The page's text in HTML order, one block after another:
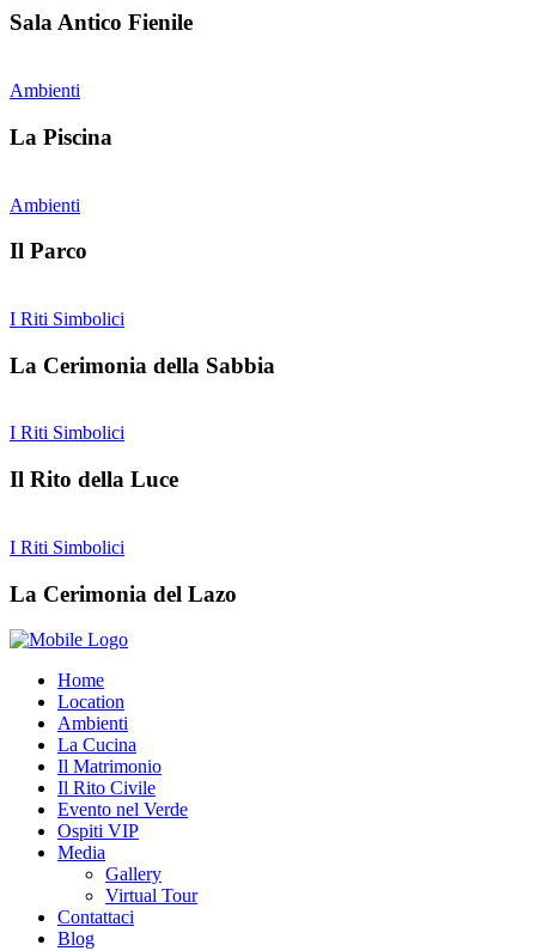
Sala Antico Fienile
Ambienti
La Piscina
Ambienti
Il Parco
I Riti Simbolici
La Cerimonia della Sabbia
I Riti Simbolici
Il Rito della Luce
I Riti Simbolici
La Cerimonia del Lazo
Home
Location
Ambienti
La Cucina
Il Matrimonio
Il Rito Civile
Evento nel Verde
Ospiti VIP
Media
Gallery
Virtual Tour
Contattaci
Blog